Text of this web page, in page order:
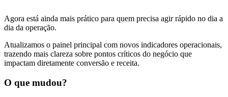
Agora está ainda mais prático para quem precisa agir rápido no dia a
dia da operação.
Atualizamos o painel principal com novos indicadores operacionais,
trazendo mais clareza sobre pontos críticos do negócio que
impactam diretamente conversão e receita.
O que mudou?